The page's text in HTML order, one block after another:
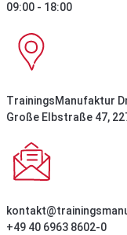
09:00 - 18:00
TrainingsManufaktur
Große Elbstraße 47,
+49 40 6963 8602-0